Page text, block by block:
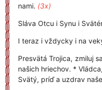
nami. (3x)
Sláva Otcu i Synu i
I teraz i vždycky i na
Presvätá Trojica, zmiluj
našich hriechov. *
Svätý, príď a uzdrav